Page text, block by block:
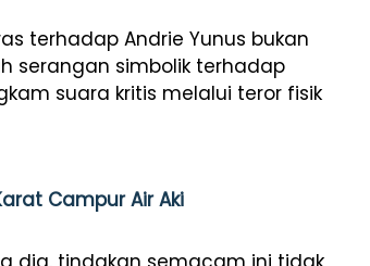
terhadap Andrie Yunus bukan
serangan simbolik terhadap
suara kritis melalui teror fisik
Campur Air Aki